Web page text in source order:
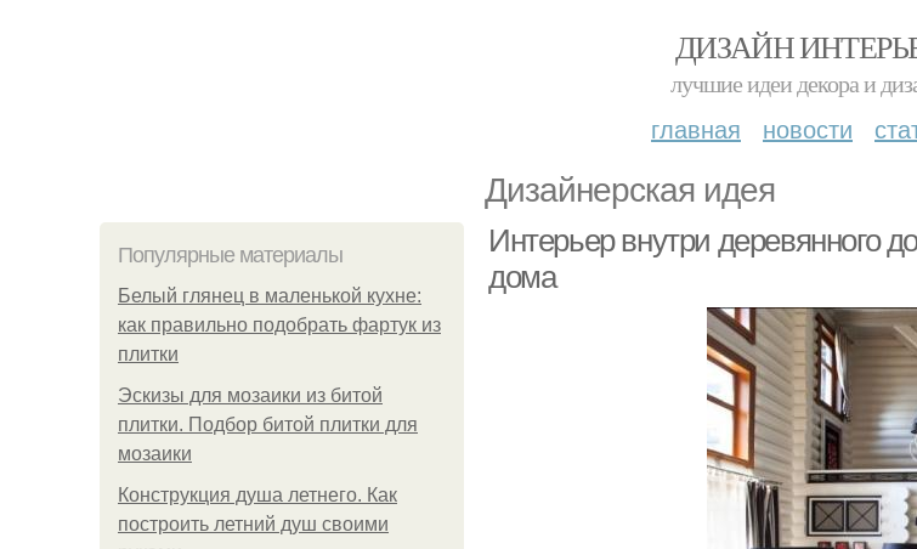
ДИЗАЙН
лучшие идеи декора и
главная новости
Дизайнерская идея
Популярные материалы
Белый глянец в маленькой кухне:
как правильно подобрать фартук из
плитки
Эскизы для мозаики из битой
плитки. Подбор битой плитки для
мозаики
Конструкция душа летнего. Как
построить летний душ своими
Интерьер внутри деревянного
дома